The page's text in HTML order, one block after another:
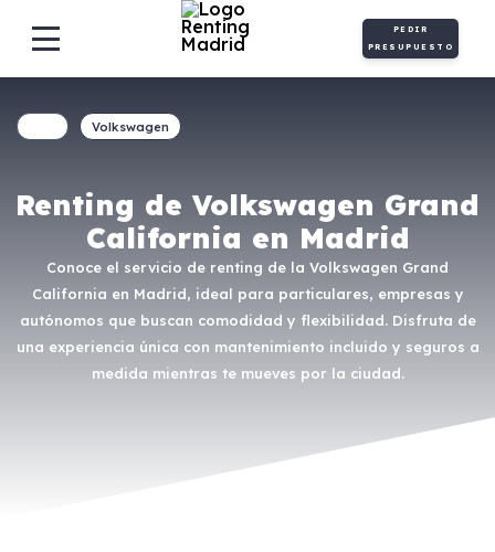
PEDIR
PRESUPUESTO
Renting de Volkswagen Grand
California en Madrid
Conoce el servicio de renting de la Volkswagen Grand
California en Madrid, ideal para particulares, empresas y
autónomos que buscan comodidad y flexibilidad. Disfruta de
una experiencia única con mantenimiento incluido y seguros a
medida mientras te mueves por la ciudad.
Volkswagen